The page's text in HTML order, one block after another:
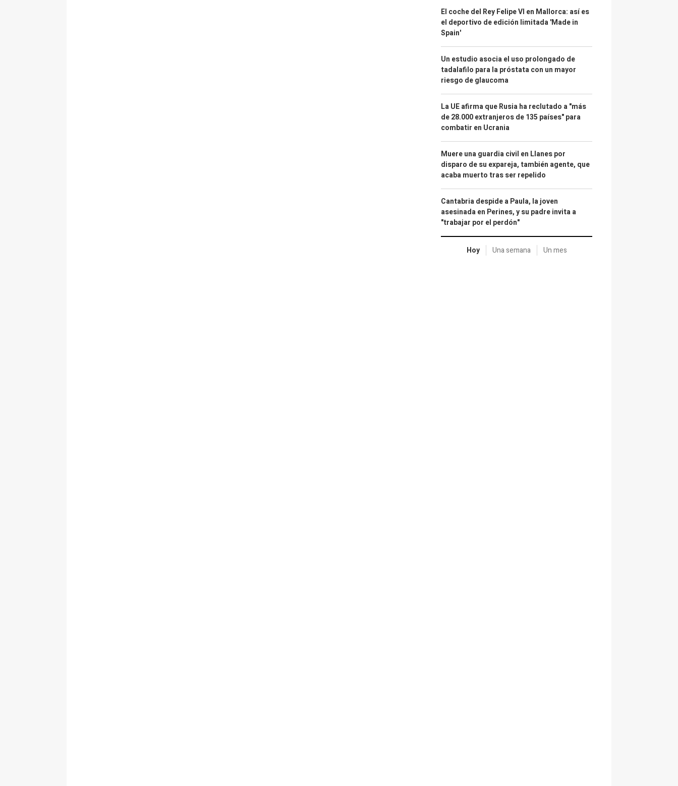
El coche del Rey Felipe VI en Mallorca: así es
el deportivo de edición limitada 'Made in
Spain'
Un estudio asocia el uso prolongado de
tadalafilo para la próstata con un mayor
riesgo de glaucoma
La UE afirma que Rusia ha reclutado a "más
de 28.000 extranjeros de 135 países" para
combatir en Ucrania
Muere una guardia civil en Llanes por
disparo de su expareja, también agente, que
acaba muerto tras ser repelido
Cantabria despide a Paula, la joven
asesinada en Perines, y su padre invita a
"trabajar por el perdón"
Hoy Una semana Un mes